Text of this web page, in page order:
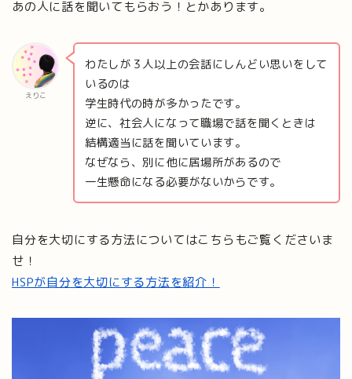
あの人に話を聞いてもらおう！とかあります。
えりこ
わたしが３人以上の会話にしんどい思いをして
いるのは
学生時代の時が多かったです。
逆に、社会人になって職場で話を聞くときは
結構適当に話を聞いています。
なぜなら、別に他に居場所があるので
一生懸命になる必要がないからです。
自分を大切にする方法についてはこちらもご覧くださいま
せ！
HSPが自分を大切にする方法を紹介！